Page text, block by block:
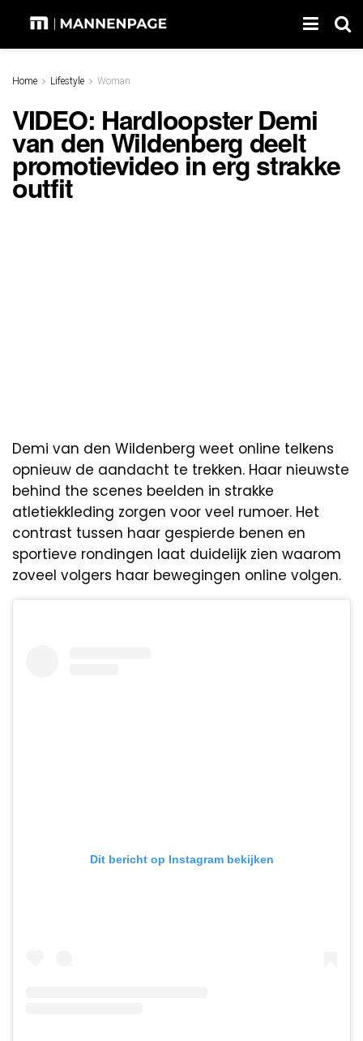
Home Lifestyle Woman
VIDEO: Hardloopster Demi
van den Wildenberg deelt
promotievideo in erg strakke
outfit
Demi van den Wildenberg weet online telkens
opnieuw de aandacht te trekken. Haar nieuwste
behind the scenes beelden in strakke
atletiekkleding zorgen voor veel rumoer. Het
contrast tussen haar gespierde benen en
sportieve rondingen laat duidelijk zien waarom
zoveel volgers haar bewegingen online volgen.
Dit bericht op Instagram bekijken